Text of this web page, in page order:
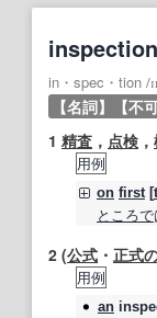
inspection
in・spec・tion /
【名詞】 【不
1 精査 ， 点検 ，
用例
on first[
ところで
2 (公式 ・ 正式
用例
an